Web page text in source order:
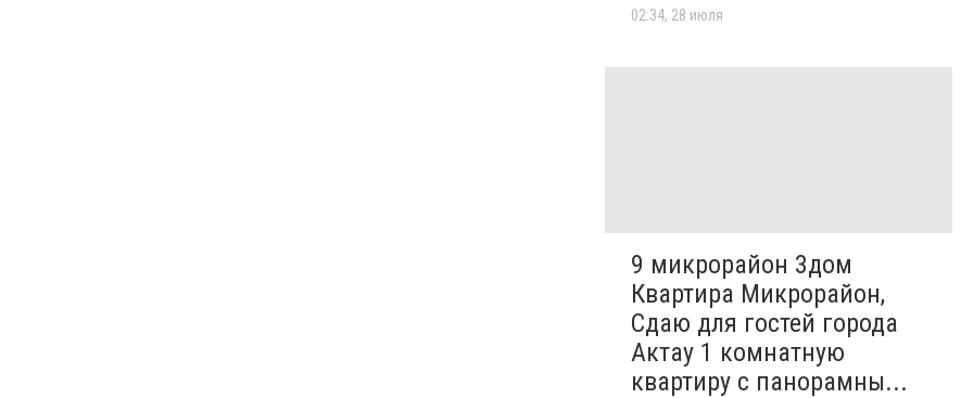
02:34, 28 июля
9 микрорайон 3дом
Квартира Микрорайон,
Сдаю для гостей города
Актау 1 комнатную
квартиру с панорамны...